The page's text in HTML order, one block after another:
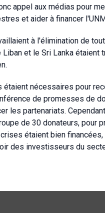
appel aux médias pour
et aider à financer
à l'élimination de
et le Sri Lanka
nécessaires pour
de promesses de
les partenariats.
de 30 donateurs, pour
étaient bien
des investisseurs du